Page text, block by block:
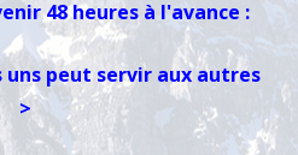
48 heures à l'avance :
uns peut servir aux autres
>